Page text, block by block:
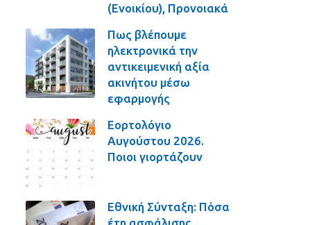
(Ενοικίου), Προνοιακά
Πως βλέπουμε
ηλεκτρονικά την
αντικειμενική αξία
ακινήτου μέσω
εφαρμογής
Εορτολόγιο
Αυγούστου 2026.
Ποιοι γιορτάζουν
Εθνική Σύνταξη: Πόσα